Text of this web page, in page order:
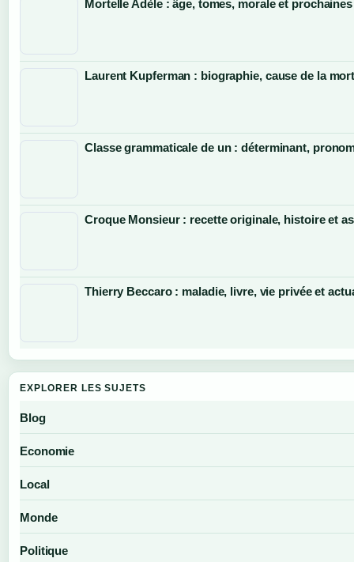
Mortelle Adèle : âge, tomes, morale et
Laurent Kupferman : biographie, cause de la
Classe grammaticale de un : déterminant,
Croque Monsieur : recette originale, histoire et
Thierry Beccaro : maladie, livre, vie privée et
EXPLORER LES SUJETS
Blog
Economie
Local
Monde
Politique